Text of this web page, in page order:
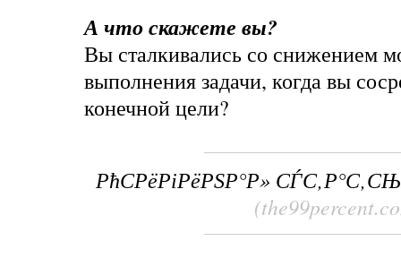
А что скажете вы?
Вы сталкивались со снижением
выполнения задачи, когда вы
конечной цели?
РћСРёРіРёРЅР°Р»